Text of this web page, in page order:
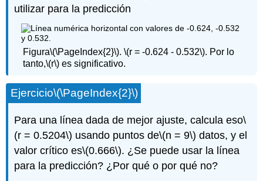
utilizar para la predicción
Figura\(\PageIndex{2}\).\(r = -0.624 - 0.532\). Por lo
tanto,\(r\) es significativo.
Ejercicio\(\PageIndex{2}\)
Para una línea dada de mejor ajuste, calcula eso\
(r = 0.5204\) usando puntos de\(n = 9\) datos, y el
valor crítico es\(0.666\). ¿Se puede usar la línea
para la predicción? ¿Por qué o por qué no?